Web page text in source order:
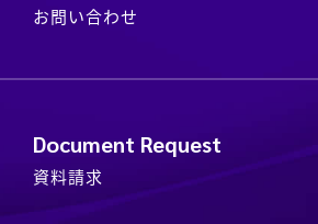
お問い合わせ
Document Request
資料請求